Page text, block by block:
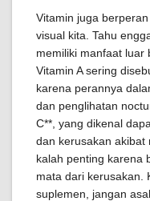
Vitamin juga
visual kita. Tahu
memiliki manfaat luar
Vitamin A sering
karena perannya
dan penglihatan
C**, yang dikenal
dan kerusakan akibat
kalah penting karena
mata dari kerusakan.
suplemen, jangan